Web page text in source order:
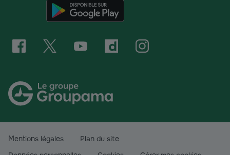
Mentions légales
Plan du site